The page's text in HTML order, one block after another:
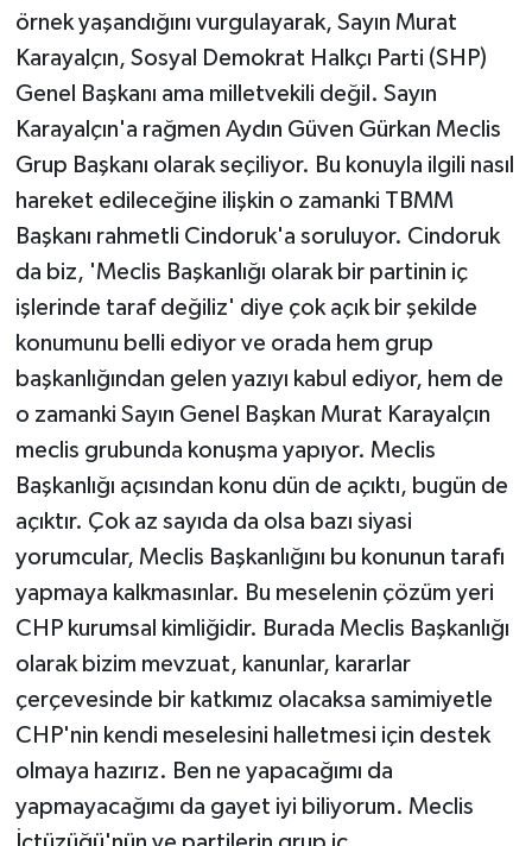
örnek yaşandığını vurgulayarak, Sayın Murat
Karayalçın, Sosyal Demokrat Halkçı Parti (SHP)
Genel Başkanı ama milletvekili değil. Sayın
Karayalçın'a rağmen Aydın Güven Gürkan Meclis
Grup Başkanı olarak seçiliyor. Bu konuyla ilgili nasıl
hareket edileceğine ilişkin o zamanki TBMM
Başkanı rahmetli Cindoruk'a soruluyor. Cindoruk
da biz, 'Meclis Başkanlığı olarak bir partinin iç
işlerinde taraf değiliz' diye çok açık bir şekilde
konumunu belli ediyor ve orada hem grup
başkanlığından gelen yazıyı kabul ediyor, hem de
o zamanki Sayın Genel Başkan Murat Karayalçın
meclis grubunda konuşma yapıyor. Meclis
Başkanlığı açısından konu dün de açıktı, bugün de
açıktır. Çok az sayıda da olsa bazı siyasi
yorumcular, Meclis Başkanlığını bu konunun tarafı
yapmaya kalkmasınlar. Bu meselenin çözüm yeri
CHP kurumsal kimliğidir. Burada Meclis Başkanlığı
olarak bizim mevzuat, kanunlar, kararlar
çerçevesinde bir katkımız olacaksa samimiyetle
CHP'nin kendi meselesini halletmesi için destek
olmaya hazırız. Ben ne yapacağımı da
yapmayacağımı da gayet iyi biliyorum. Meclis